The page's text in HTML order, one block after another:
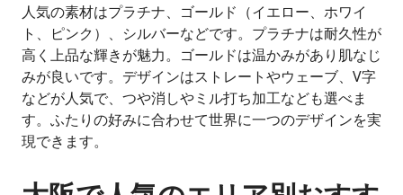
人気の素材はプラチナ、ゴールド（イエロー、ホワイ
ト、ピンク）、シルバーなどです。プラチナは耐久性が
高く上品な輝きが魅力。ゴールドは温かみがあり肌なじ
みが良いです。デザインはストレートやウェーブ、V字
などが人気で、つや消しやミル打ち加工なども選べま
す。ふたりの好みに合わせて世界に一つのデザインを実
現できます。